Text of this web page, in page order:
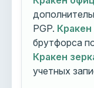
PGP. Кракен
брутфорса
Кракен
учетных